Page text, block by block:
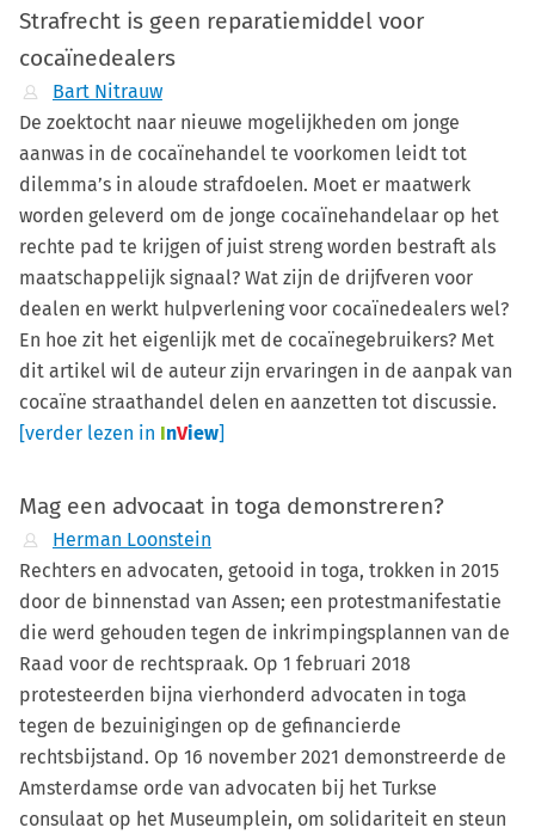
Strafrecht is geen reparatiemiddel voor
cocaïnedealers
Bart Nitrauw
De zoektocht naar nieuwe mogelijkheden om jonge
aanwas in de cocaïnehandel te voorkomen leidt tot
dilemma’s in aloude strafdoelen. Moet er maatwerk
worden geleverd om de jonge cocaïnehandelaar op het
rechte pad te krijgen of juist streng worden bestraft als
maatschappelijk signaal? Wat zijn de drijfveren voor
dealen en werkt hulpverlening voor cocaïnedealers wel?
En hoe zit het eigenlijk met de cocaïnegebruikers? Met
dit artikel wil de auteur zijn ervaringen in de aanpak van
cocaïne straathandel delen en aanzetten tot discussie.
[verder lezen in InView]
Mag een advocaat in toga demonstreren?
Herman Loonstein
Rechters en advocaten, getooid in toga, trokken in 2015
door de binnenstad van Assen; een protestmanifestatie
die werd gehouden tegen de inkrimpingsplannen van de
Raad voor de rechtspraak. Op 1 februari 2018
protesteerden bijna vierhonderd advocaten in toga
tegen de bezuinigingen op de gefinancierde
rechtsbijstand. Op 16 november 2021 demonstreerde de
Amsterdamse orde van advocaten bij het Turkse
consulaat op het Museumplein, om solidariteit en steun